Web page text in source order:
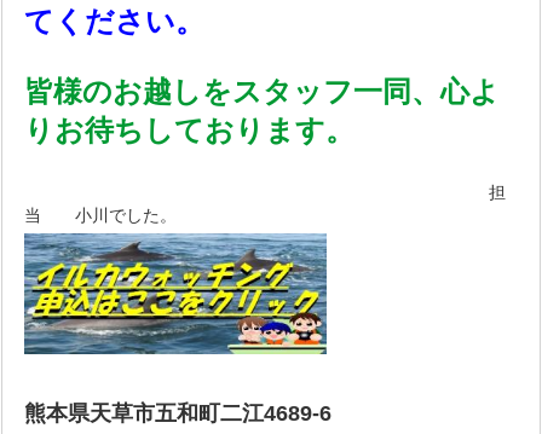
てください。
皆様のお越しをスタッフ一同、心よ
りお待ちしております。
担
当 小川でした。
熊本県天草市五和町二江4689-6